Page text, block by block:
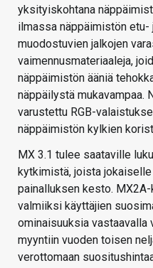
yksityiskohtana
ilmassa näppäimistön etu-
muodostuvien jalkojen
vaimennusmateriaaleja,
näppäimistön ääniä
näppäilystä mukavampaa.
varustettu RGB-
näppäimistön kylkien
MX 3.1 tulee saataville
kytkimistä, joista
painalluksen kesto.
valmiiksi käyttäjien
ominaisuuksia vastaavalla
myyntiin vuoden toisen
verottomaan